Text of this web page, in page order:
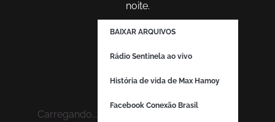
noite.
Carregando...
BAIXAR ARQUIVOS
Rádio Sentinela ao vivo
História de vida de Max Hamoy
Facebook Conexão Brasil